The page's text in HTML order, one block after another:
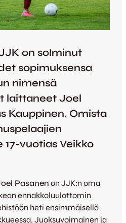
on solminut
sopimuksensa
nimensä
laittaneet Joel
Kauppinen. Omista
17-vuotias Veikko
Pasanen on JJK:n oma
ennakkoluulottomin
heti ensimmäisellä
Juoksuvoimainen ja